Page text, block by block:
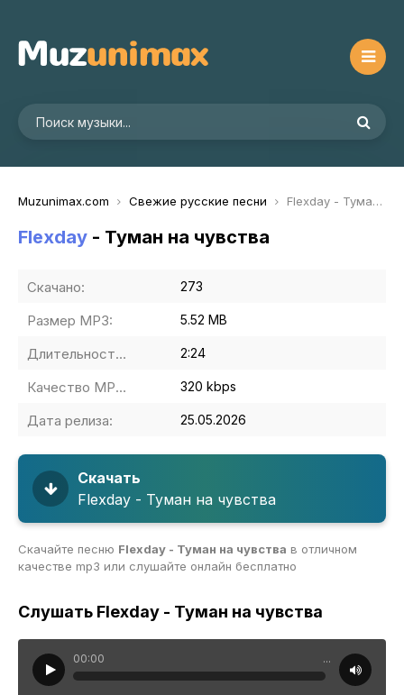
Muzunimax.com Свежие русские песни Flexday - Туман на чувства
Flexday - Туман на чувства
Скачано: 273
Размер MP3: 5.52 MB
Длительность MP3: 2:24
Качество MP3: 320 kbps
Дата релиза: 25.05.2026
Скачать
Flexday - Туман на чувства
Скачайте песню Flexday - Туман на чувства в отличном
качестве mp3 или слушайте онлайн бесплатно
Слушать Flexday - Туман на чувства
00:00 ...